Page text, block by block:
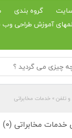
گروه بندی
آموزش طراحی
و تلفن » خدمات مخابراتی
مخابراتی (0)